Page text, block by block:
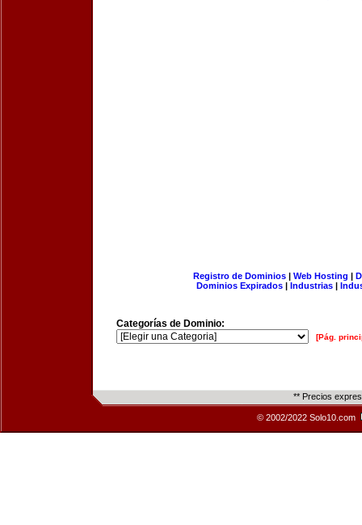
Registro de Dominios| Web Hosting |
Dominios Expirados | Industrias |
Categorías de Dominio:
[Pág.
** Precios
© 2002/2022 Solo10.com